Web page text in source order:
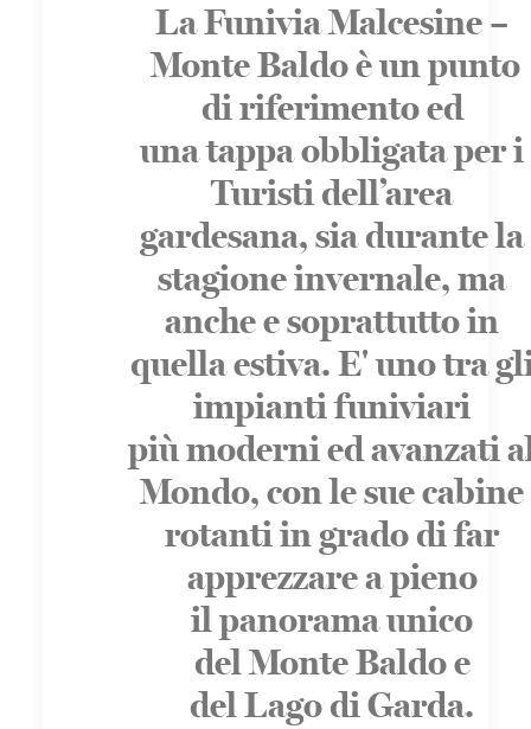
La Funivia Malcesine –
Monte Baldo è un punto
di riferimento ed
una tappa obbligata per i
Turisti dell’area
gardesana, sia durante la
stagione invernale, ma
anche e soprattutto in
quella estiva. E' uno tra
impianti funiviari
più moderni ed avanzati
Mondo, con le sue cabine
rotanti in grado di far
apprezzare a pieno
il panorama unico
del Monte Baldo e
del Lago di Garda.